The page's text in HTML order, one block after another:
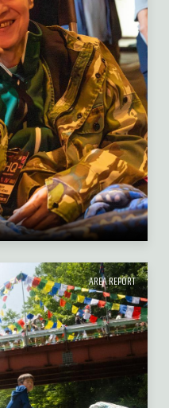
AREA REPORT